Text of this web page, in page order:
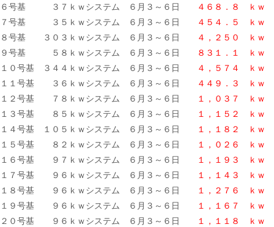
６号基 ３７ｋｗシステム ６月３～６日
４６８．８ ｋｗ
７号基 ３５ｋｗシステム ６月３～６日
４５４．５ ｋｗ
８号基 ３０３ｋｗシステム ６月３～６日
４，２５０
ｋｗ
９号基 ５８ｋｗシステム ６月３～６日
８３１．１ ｋｗ
１０号基 ３４４ｋｗシステム ６月３～６日
４，５７４ ｋｗ
１１号基 ３６ｋｗシステム ６月３～６日
４４９．３ ｋｗ
１２号基 ７８ｋｗシステム ６月３～６日
１，０３７ ｋｗ
１３号基 ８５ｋｗシステム ６月３～６日
１，１５２ ｋｗ
１４号基 １０５ｋｗシステム ６月３～６日
１，１８２ ｋｗ
１５号基 ８２ｋｗシステム ６月３～６日
１，０２６ ｋｗ
１６号基 ９７ｋｗシステム ６月３～６日
１，１９３ ｋｗ
１７号基 ９６ｋｗシステム ６月３～６日
１，１４３ ｋｗ
１８号基 ９６ｋｗシステム ６月３～６日
１，２７６ ｋｗ
１９号基 ９６ｋｗシステム ６月３～６日
１，１６７ ｋｗ
２０号基 ９６ｋｗシステム ６月３～６日
１，１１８ ｋｗ